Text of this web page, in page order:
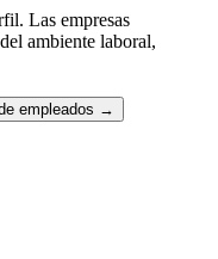
Las empresas
ambiente laboral,
empleados →